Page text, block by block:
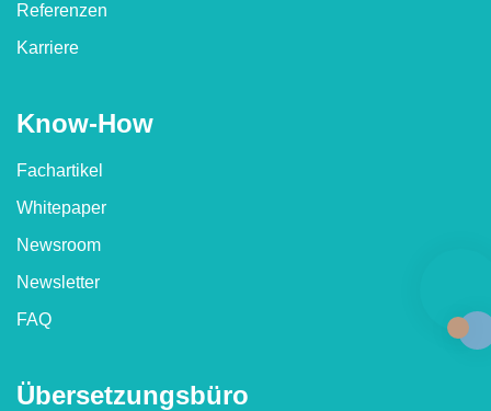
Referenzen
Karriere
Know-How
Fachartikel
Whitepaper
Newsroom
Newsletter
FAQ
Übersetzungs­büro